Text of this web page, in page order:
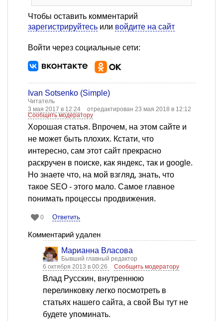
Чтобы оставить комментарий
зарегистрируйтесь или войдите на сайт
Войти через социальные сети:
Ivan Sotsenko (Simple)
Читатель
3 мая 2017 в 12:24
отредактирован 23 мая 2018 в 12:12
Сообщить модератору
Хорошая статья. Впрочем, на этом сайте и
не может быть плохих. Кстати, что
интересно, сам этот сайт прекрасно
раскручен в поиске, как яндекс, так и google.
Но знаете что, на мой взгляд, знать, что
такое SEO - этого мало. Самое главное
понимать процессы продвижения.
0 Ответить
Комментарий удален
Марианна Власова
Бывший главный редактор
6 октября 2013 в 00:26
Сообщить модератору
Влад Русскин, внутреннюю
перелинковку легко посмотреть в
статьях нашего сайта, а свой Вы тут не
будете упоминать.